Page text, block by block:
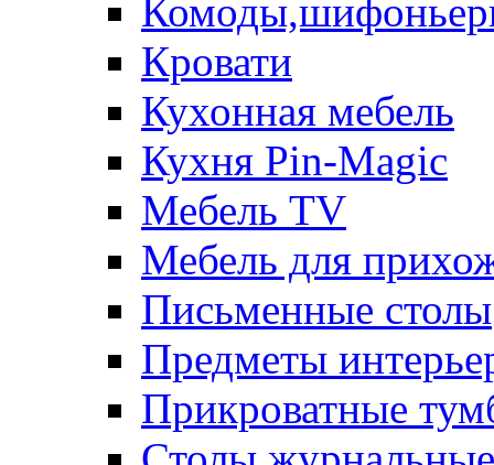
Кровати
Кухонная мебель
Кухня Pin-Magic
Мебель TV
Мебель для
Письменные столы
Предметы
Прикроватные